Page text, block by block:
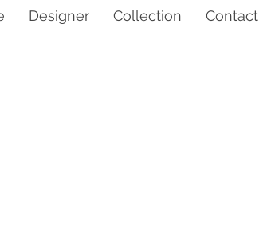
Designer Collection Contact